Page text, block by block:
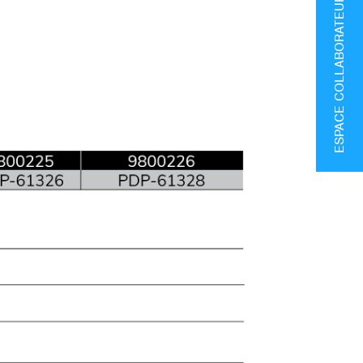
ESPACE COLLABORATEURS